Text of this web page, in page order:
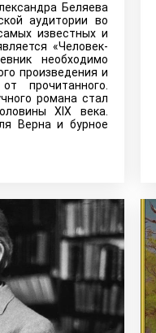
Беляева
аудитории во
известных и
«Человек-
необходимо
произведения и
прочитанного.
романа стал
XIX века.
Верна и бурное